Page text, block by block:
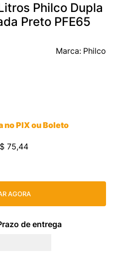
Philco Dupla
Preto PFE65
Philco
no PIX ou Boleto
75,44
AGORA